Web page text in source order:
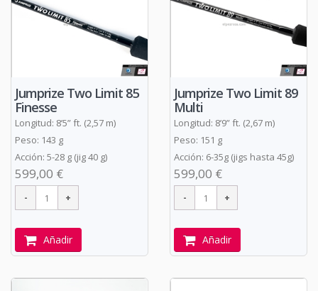
Jumprize Two Limit 85
Finesse
Longitud: 8’5” ft. (2,57 m)
Peso: 143 g
Acción: 5-28 g (jig 40 g)
599,00 €
Añadir
Jumprize Two Limit 89
Multi
Longitud: 8’9” ft. (2,67 m)
Peso: 151 g
Acción: 6-35g (jigs hasta 45g)
599,00 €
Añadir